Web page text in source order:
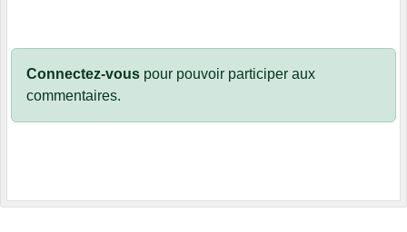
Connectez-vous pour pouvoir participer aux
commentaires.